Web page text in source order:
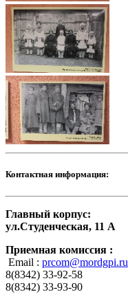
Контактная информация:
Главный корпус:
ул.Студенческая, 11 А
Приемная комиссия :
Email : prcom@mordgpi.ru
8(8342) 33-92-58
8(8342) 33-93-90